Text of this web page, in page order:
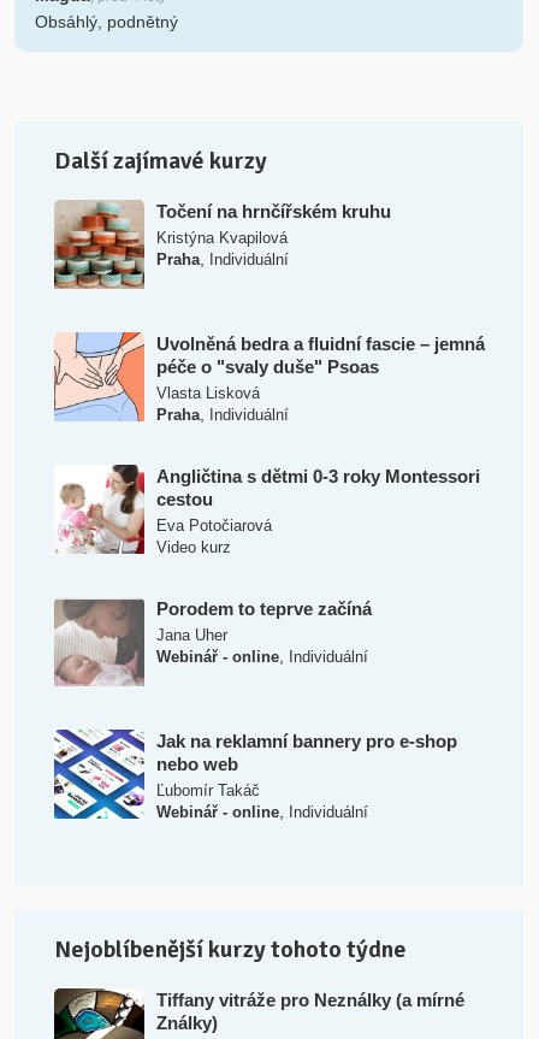
Obsáhlý, podnětný
Další zajímavé kurzy
Točení na hrnčířském kruhu
Kristýna Kvapilová
Praha, Individuální
Uvolněná bedra a fluidní fascie – jemná
péče o "svaly duše" Psoas
Vlasta Lisková
Praha, Individuální
Angličtina s dětmi 0-3 roky Montessori
cestou
Eva Potočiarová
Video kurz
Porodem to teprve začíná
Jana Uher
Webinář - online, Individuální
Jak na reklamní bannery pro e-shop
nebo web
Ľubomír Takáč
Webinář - online, Individuální
Nejoblíbenější kurzy tohoto týdne
Tiffany vitráže pro Neználky (a mírné
Ználky)